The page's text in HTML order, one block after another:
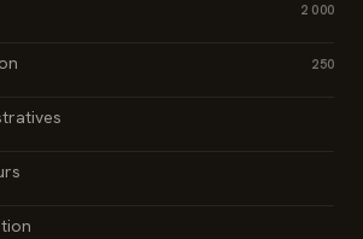
2 000
250